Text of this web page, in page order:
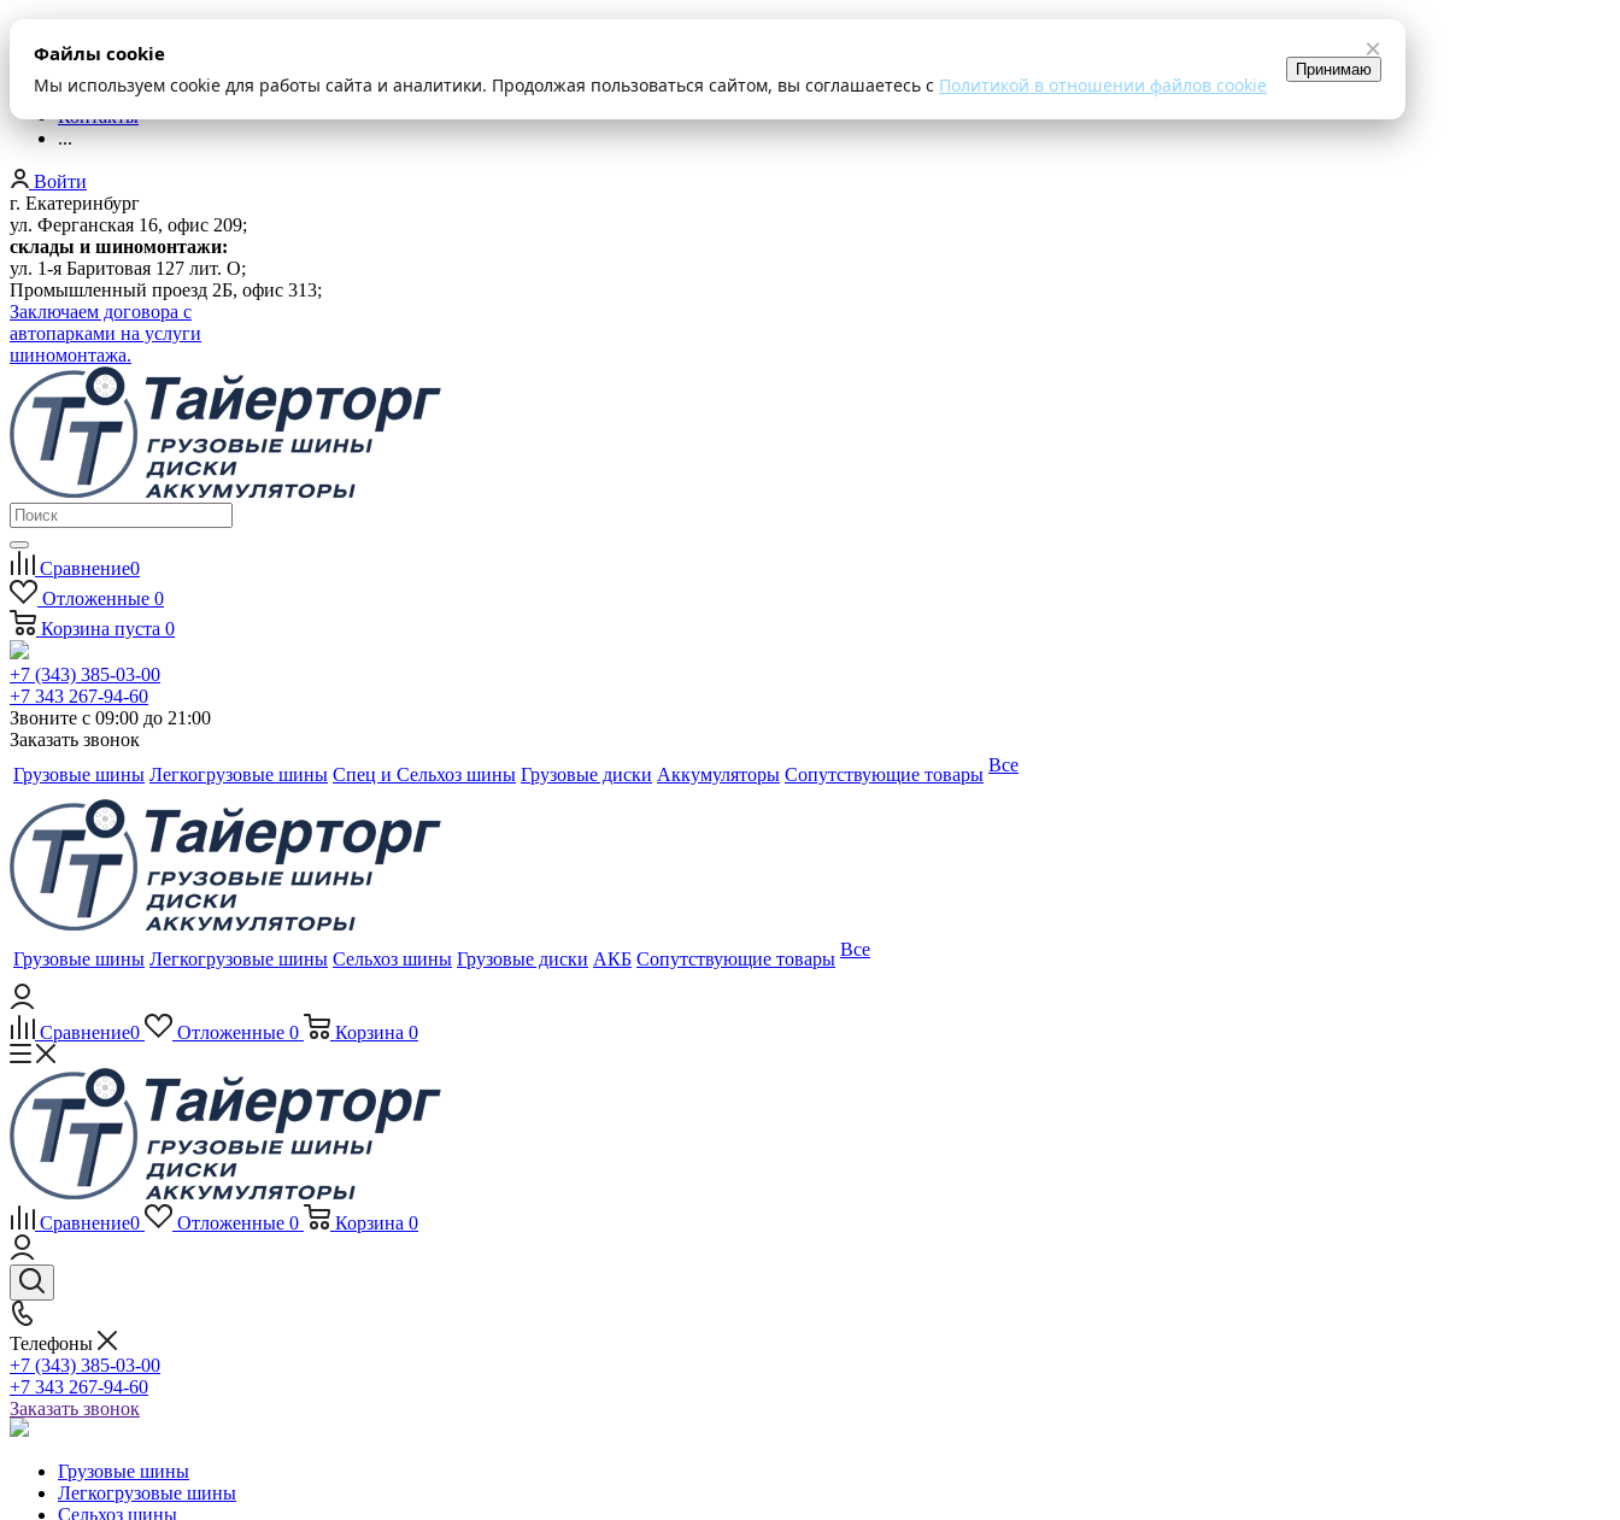
×
Файлы cookie
Мы используем cookie для работы сайта и аналитики. Продолжая пользоваться сайтом, вы соглашаетесь с Политикой в отношении файлов cookie
Принимаю
Оплата и доставка
Шиномонтаж
Контакты
...
Войти
г. Екатеринбург
ул. Ферганская 16, офис 209;
склады и шиномонтажи:
ул. 1-я Баритовая 127 лит. О;
Промышленный проезд 2Б, офис 313;
Заключаем договора с
автопарками на услуги
шиномонтажа.
Сравнение0
Отложенные 0
Корзина пуста 0
+7 (343) 385-03-00
+7 343 267-94-60
Звоните с 09:00 до 21:00
Заказать звонок
Грузовые шины Легкогрузовые шины Спец и Сельхоз шины Грузовые диски Аккумуляторы Сопутствующие товары Все
Грузовые шины Легкогрузовые шины Сельхоз шины Грузовые диски АКБ Сопутствующие товары Все
Сравнение0 Отложенные 0 Корзина 0
Сравнение0 Отложенные 0 Корзина 0
Телефоны
+7 (343) 385-03-00
+7 343 267-94-60
Заказать звонок
Грузовые шины
Легкогрузовые шины
Сельхоз шины